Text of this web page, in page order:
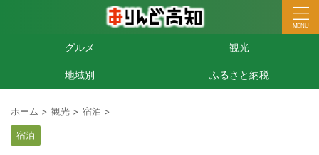
グルメ 観光
地域別 ふるさと納税
ホーム > 観光 > 宿泊 >
宿泊